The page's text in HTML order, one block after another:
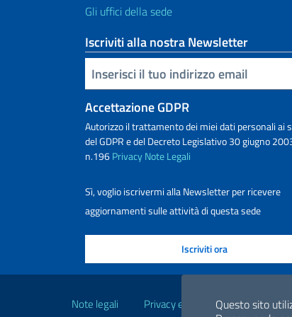
Questo sito
Gli uffici della sede
Iscriviti alla nostra Newsletter
Inserisci la tua email
Accettazione GDPR
Autorizzo il trattamento dei miei dati personali ai
del GDPR e del Decreto Legislativo 30 giugno
n.196PrivacyNote Legali
Sì, voglio iscrivermi alla Newsletter per ricevere
aggiornamenti sulle attività di questa sede
Note legali Privacy e cookie policy